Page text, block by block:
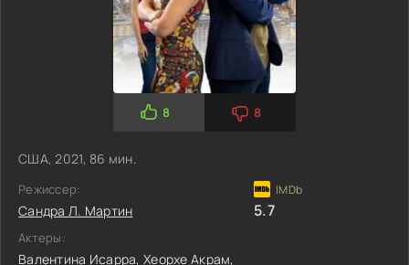
8 8
США, 2021, 86 мин.
Режиссер:
Сандра Л. Мартин
Актеры:
Валентина Исарра,Хеорхе Акрам,
5.7